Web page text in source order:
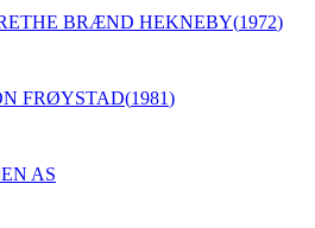
BRÆND HEKNEBY(1972)
FRØYSTAD(1981)
AS